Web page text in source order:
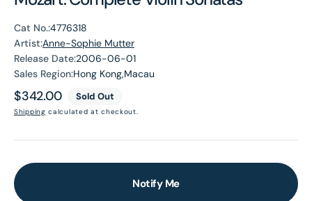
Cat No.:4776318
Artist:Anne-Sophie Mutter
Release Date:2006-06-01
Sales Region:Hong Kong,Macau
Regular
price
$342.00 Sold Out
Shipping calculated at checkout.
Notify Me